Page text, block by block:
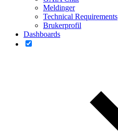
Meldinger
Technical Requirements
Brukerprofil
Dashboards